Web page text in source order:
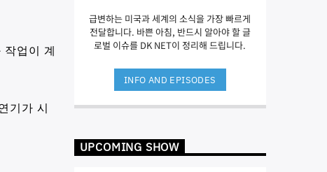
업이 계
기가 시
급변하는 미국과 세계의 소식을 가장 빠르게
전달합니다. 바쁜 아침, 반드시 알아야 할 글
로벌 이슈를 DK NET이 정리해 드립니다.
INFO AND EPISODES
UPCOMING SHOW